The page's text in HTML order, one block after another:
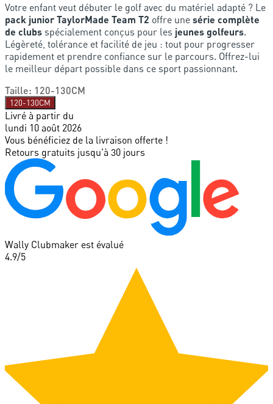
Votre enfant veut débuter le golf avec du matériel adapté ? Le
pack junior TaylorMade Team T2 offre une série complète
de clubs spécialement conçus pour les jeunes golfeurs.
Légèreté, tolérance et facilité de jeu : tout pour progresser
rapidement et prendre confiance sur le parcours. Offrez-lui
le meilleur départ possible dans ce sport passionnant.
Taille: 120-130CM
120-130CM
Livré à partir du
lundi 10 août 2026
Vous bénéficiez de la livraison offerte !
Retours gratuits jusqu'à 30 jours
Wally Clubmaker est évalué
4.9/5